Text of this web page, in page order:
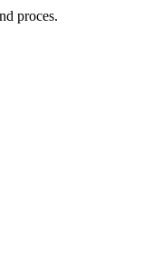
proces.